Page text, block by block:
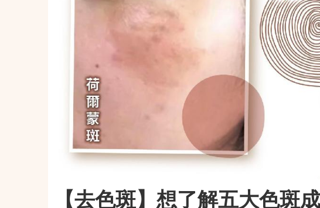
【去色斑】想了解五大色斑